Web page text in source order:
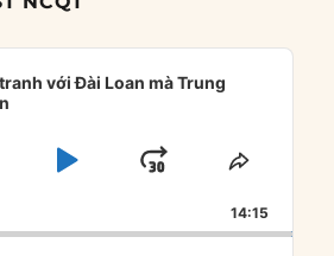
với Đài Loan mà Trung
PLAYJUMP
FORWARD
SHARE
14:15